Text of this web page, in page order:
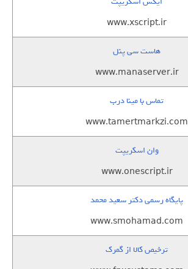
www.xscript.ir
هاست سی پنل
www.manaserver.ir
تماس با مینا درب
www.tamertmarkzi.com
وان اسکریپت
www.onescript.ir
پایگاه رسمی دکتر سعید محمد
www.smohamad.com
ترخیص کالا از گمرک